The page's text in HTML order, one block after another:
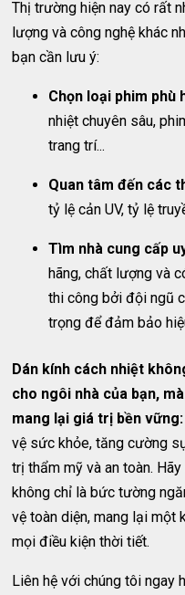
Thị trường hiện nay có rất
lượng và công nghệ khác
bạn cần lưu ý:
Chọn loại phim phù
nhiệt chuyên sâu,
trang trí...
Quan tâm đến các
tỷ lệ cản UV, tỷ lệ
Tìm nhà cung cấp
hãng, chất lượng và
thi công bởi đội ngũ
trọng để đảm bảo
Dán kính cách nhiệt
cho ngôi nhà của bạn,
mang lại giá trị bền vững:
vệ sức khỏe, tăng cường
trị thẩm mỹ và an toàn.
không chỉ là bức tường
vệ toàn diện, mang lại một
mọi điều kiện thời tiết.
Liên hệ với chúng tôi ngay